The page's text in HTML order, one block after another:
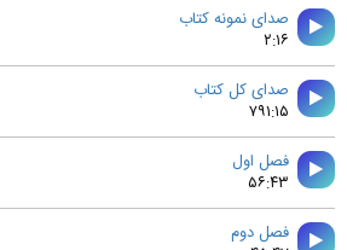
محتوا و داستان
فصل ها
عنوان